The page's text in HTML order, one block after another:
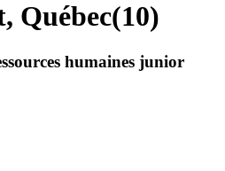
Québec(10)
humaines junior